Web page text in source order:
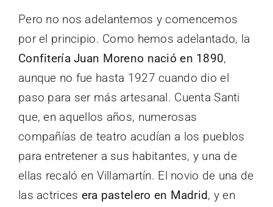
Pero no nos adelantemos y comencemos
por el principio. Como hemos adelantado, la
Confitería Juan Moreno nació en 1890,
aunque no fue hasta 1927 cuando dio el
paso para ser más artesanal. Cuenta Santi
que, en aquellos años, numerosas
compañías de teatro acudían a los pueblos
para entretener a sus habitantes, y una de
ellas recaló en Villamartín. El novio de una de
las actrices era pastelero en Madrid, y en